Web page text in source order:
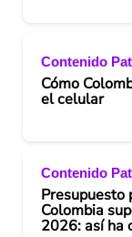
Contenido
Cómo
el celular
Contenido
Presupuesto
Colombia
2026: así ha